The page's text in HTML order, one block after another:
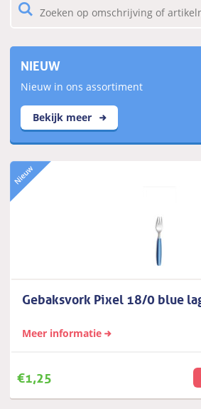
NIEUW
Nieuw in ons assortiment
Bekijk meer
Gebaksvork Pixel 18/0 blue
Meer informatie
€1,25